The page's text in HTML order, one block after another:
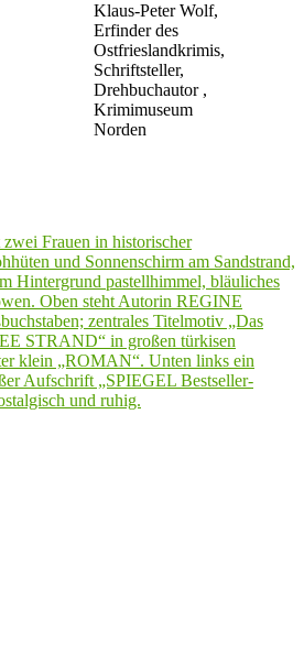
Klaus-Peter Wolf,
Erfinder des
Ostfrieslandkrimis,
Schriftsteller,
Drehbuchautor ,
Krimimuseum
Norden